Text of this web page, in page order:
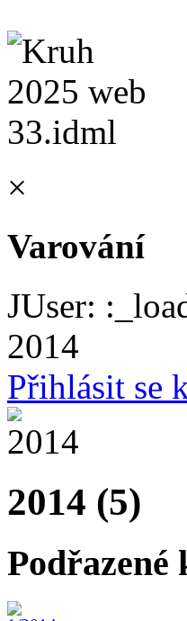
×
Varování
JUser:
2014
Přihlásit se
2014 (5)
Podřazené